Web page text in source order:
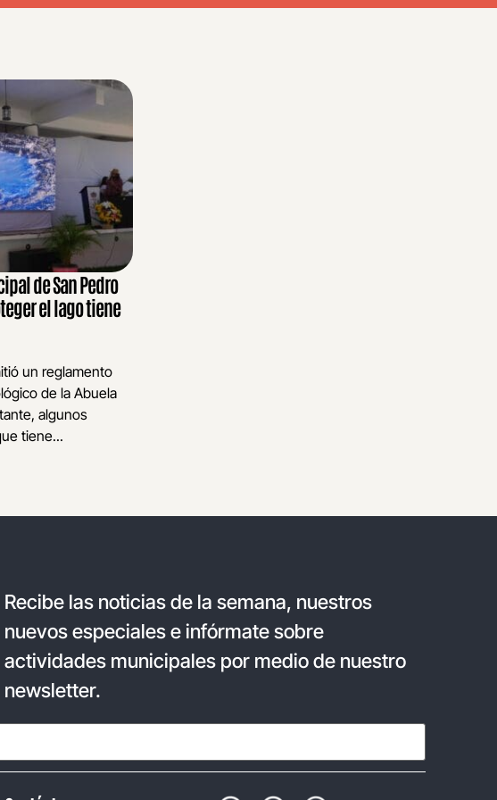
de San Pedro
el lago tiene
un reglamento
de la Abuela
algunos
tiene...
Recibe las noticias de la semana, nuestros
nuevos especiales e infórmate sobre
actividades municipales por medio de nuestro
newsletter.